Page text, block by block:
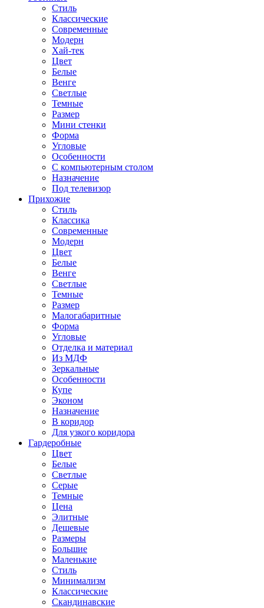
Стиль
Классические
Современные
Модерн
Хай-тек
Цвет
Белые
Венге
Светлые
Темные
Размер
Мини стенки
Форма
Угловые
Особенности
С компьютерным столом
Назначение
Под телевизор
Прихожие
Стиль
Классика
Современные
Модерн
Цвет
Белые
Венге
Светлые
Темные
Размер
Малогабаритные
Форма
Угловые
Отделка и материал
Из МДФ
Зеркальные
Особенности
Купе
Эконом
Назначение
В коридор
Для узкого коридора
Гардеробные
Цвет
Белые
Светлые
Серые
Темные
Цена
Элитные
Дешевые
Размеры
Большие
Маленькие
Стиль
Минимализм
Классические
Скандинавские